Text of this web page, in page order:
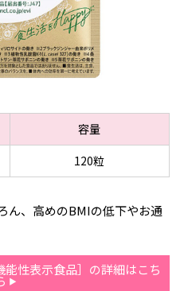
容量
120粒
ん、高めのBMIの低下やお通
性表示食品］の詳細はこち